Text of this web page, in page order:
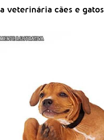
veterinária cães e gatos